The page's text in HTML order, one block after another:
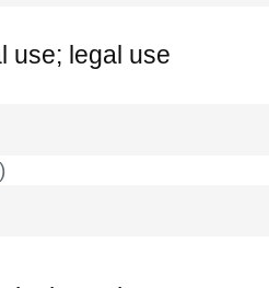
use; legal use